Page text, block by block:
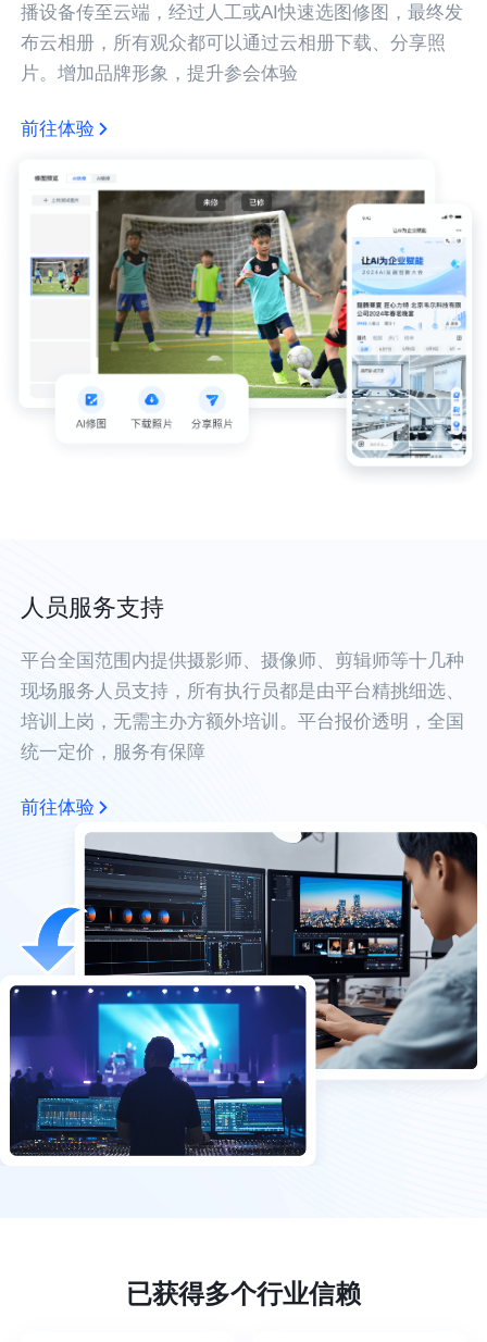
播设备传至云端，经过人工或AI快速选图修图，最终发
布云相册，所有观众都可以通过云相册下载、分享照
片。增加品牌形象，提升参会体验
前往体验
人员服务支持
平台全国范围内提供摄影师、摄像师、剪辑师等十几种
现场服务人员支持，所有执行员都是由平台精挑细选、
培训上岗，无需主办方额外培训。平台报价透明，全国
统一定价，服务有保障
前往体验
已获得多个行业信赖